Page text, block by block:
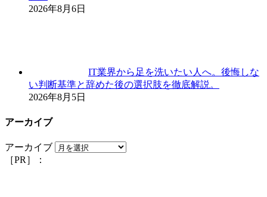
2026年8月6日
IT業界から足を洗いたい人へ。後悔しな
い判断基準と辞めた後の選択肢を徹底解説。
2026年8月5日
アーカイブ
アーカイブ
［PR］：